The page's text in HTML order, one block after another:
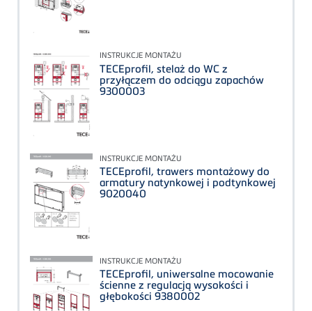
INSTRUKCJE MONTAŻU
TECEprofil, stelaż do WC z
przyłączem do odciągu zapachów
9300003
INSTRUKCJE MONTAŻU
TECEprofil, trawers montażowy do
armatury natynkowej i podtynkowej
9020040
INSTRUKCJE MONTAŻU
TECEprofil, uniwersalne mocowanie
ścienne z regulacją wysokości i
głębokości 9380002